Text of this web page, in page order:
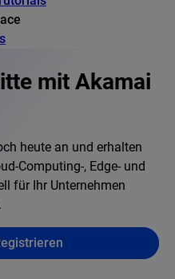
mit Akamai
heute an und erhalten
Computing-, Edge- und
für Ihr Unternehmen